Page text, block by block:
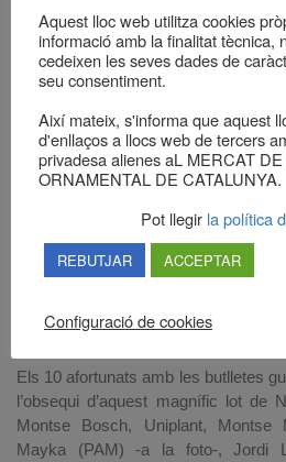
dolços entre els nostres clients.
Els 10 afortunats amb les butlletes
l’obsequi d’aquest magnífic lot de
Montse Bosch, Uniplant, Montse
Mayka (PAM) -a la foto-, Jordi
Aquest lloc web utilitza cookies
informació amb la finalitat tècnica,
cedeixen les seves dades de
seu consentiment.
Així mateix, s'informa que aquest
d'enllaços a llocs web de tercers
privadesa alienes aL MERCAT
ORNAMENTAL DE CATALUNYA.
Pot llegir la política
REBUTJAR ACCEPTAR
Configuració de cookies